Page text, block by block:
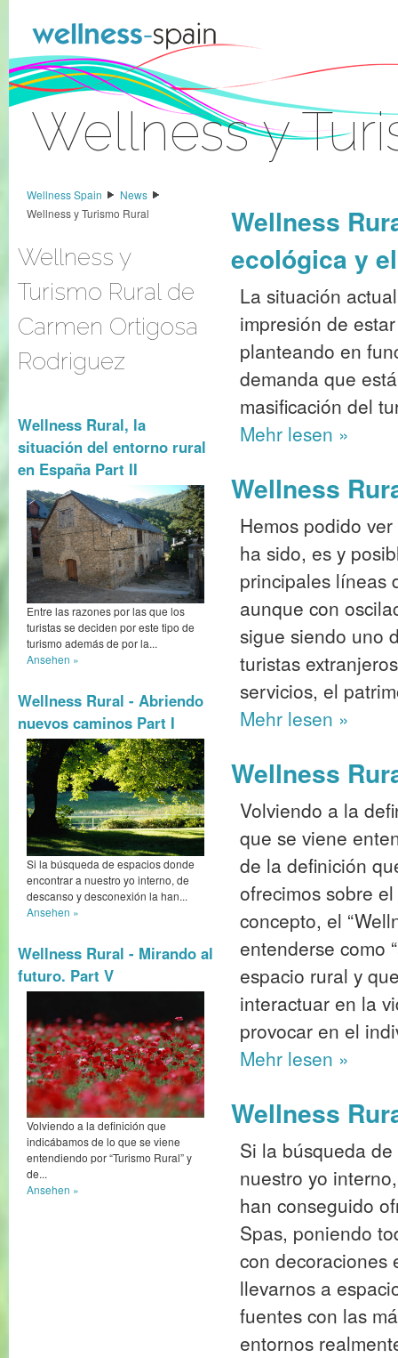
Wellness y
Wellness Spain
News
Wellness y Turismo Rural
Wellness y
Turismo Rural de
Carmen Ortigosa
Rodriguez
Wellness Rural, la
situación del entorno rural
en España Part II
Entre las razones por las que los
turistas se deciden por este tipo de
turismo además de por la...
Ansehen »
Wellness Rural - Abriendo
nuevos caminos Part I
Si la búsqueda de espacios donde
encontrar a nuestro yo interno, de
descanso y desconexión la han...
Ansehen »
Wellness Rural - Mirando al
futuro. Part V
Volviendo a la definición que
indicábamos de lo que se viene
entendiendo por “Turismo Rural” y
de...
Ansehen »
Wellness
ecológica y
La situación
impresión de
planteando en
demanda que
masificación del
Mehr lesen »
Wellness
Hemos podido
ha sido, es y
principales líneas
aunque con
sigue siendo uno
turistas
servicios, el
Mehr lesen »
Wellness
Volviendo a la
que se viene
de la definición
ofrecimos sobre
concepto, el
entenderse como
espacio rural y
interactuar en la
provocar en el
Mehr lesen »
Wellness
Si la búsqueda
nuestro yo
han conseguido
Spas, poniendo
con decoraciones
llevarnos a
fuentes con las
entornos